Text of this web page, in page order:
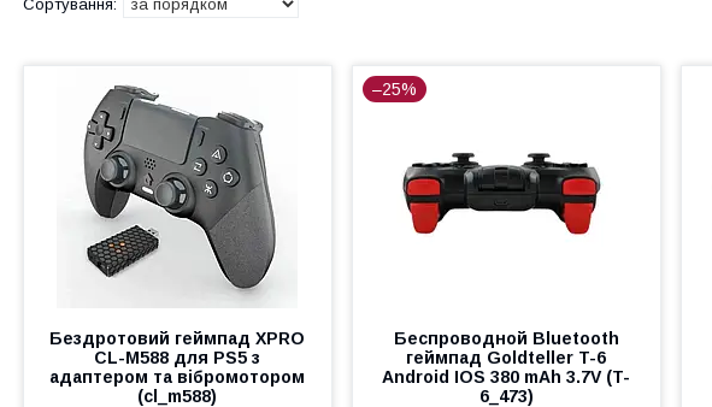
Бездротовий геймпад XPRO
CL-M588 для PS5 з
адаптером та вібромотором
(cl_m588)
–25%
Беспроводной Bluetooth
геймпад Goldteller T-6
Android IOS 380 mAh 3.7V (T-
6_473)